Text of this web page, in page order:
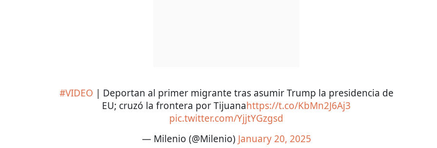
#VIDEO | Deportan al primer migrante tras asumir Trump la presidencia de
EU; cruzó la frontera por Tijuanahttps://t.co/KbMn2J6Aj3
pic.twitter.com/YjjtYGzgsd
— Milenio (@Milenio) January 20, 2025